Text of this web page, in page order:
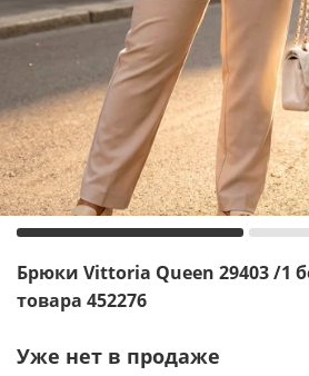
Брюки Vittoria Queen 29403 /1
товара 452276
Уже нет в продаже